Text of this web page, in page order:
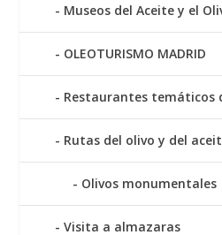
Museos del Aceite y el
OLEOTURISMO MADRID
Restaurantes temáticos
Rutas del olivo y del
Olivos monumentales
Visita a almazaras